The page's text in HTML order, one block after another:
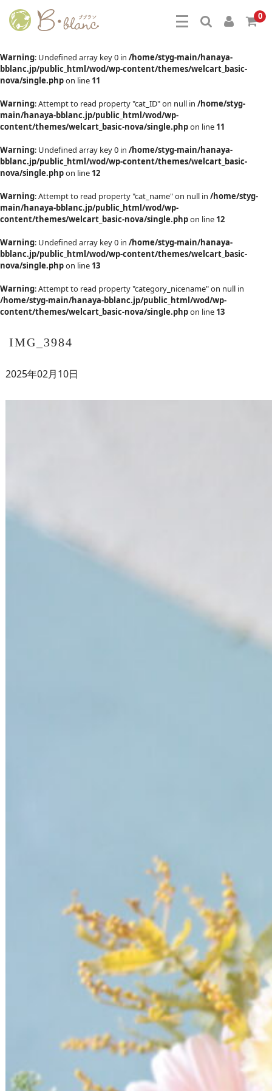
0
Warning: Undefined array key 0 in /home/styg-main/hanaya-
bblanc.jp/public_html/wod/wp-content/themes/welcart_basic-
nova/single.phpon line 11
Warning: Attempt to read property "cat_ID" on null in /home/styg-
main/hanaya-bblanc.jp/public_html/wod/wp-
content/themes/welcart_basic-nova/single.phpon line 11
Warning: Undefined array key 0 in /home/styg-main/hanaya-
bblanc.jp/public_html/wod/wp-content/themes/welcart_basic-
nova/single.phpon line 12
Warning: Attempt to read property "cat_name" on null in /home/styg-
main/hanaya-bblanc.jp/public_html/wod/wp-
content/themes/welcart_basic-nova/single.phpon line 12
Warning: Undefined array key 0 in /home/styg-main/hanaya-
bblanc.jp/public_html/wod/wp-content/themes/welcart_basic-
nova/single.phpon line 13
Warning: Attempt to read property "category_nicename" on null in
/home/styg-main/hanaya-bblanc.jp/public_html/wod/wp-
content/themes/welcart_basic-nova/single.phpon line 13
IMG_3984
2025年02月10日